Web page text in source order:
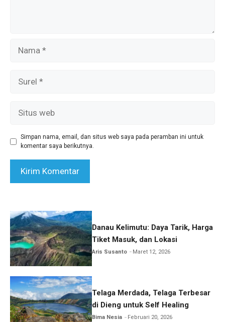
Simpan nama, email, dan situs web saya pada peramban ini untuk
komentar saya berikutnya.
Danau Kelimutu: Daya Tarik, Harga
Tiket Masuk, dan Lokasi
Aris Susanto Maret 12, 2026
Telaga Merdada, Telaga Terbesar
di Dieng untuk Self Healing
Bima Nesia Februari 20, 2026